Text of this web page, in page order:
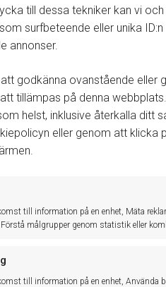
till dessa tekniker kan vi
surfbeteende eller unika
annonser.
godkänna ovanstående eller
tillämpas på denna
helst, inklusive återkalla ditt
eller genom att klicka
till information på en enhet, Mäta
målgrupper genom statistik eller
till information på en enhet, Använda
Gå tillSystem → Inställningar →
Klicka på knappenNy, i rutan
Namnge affärstypen, exempelvis
Klicka påSpara.
kontering för Affärstypen som du
Gå tillSystem → Redigera
VäljFordonstyp